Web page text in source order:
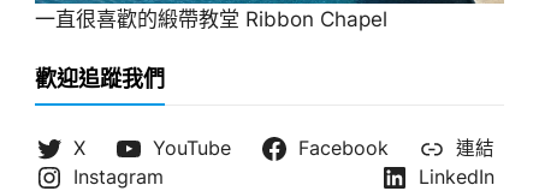
一直很喜歡的緞帶教堂 Ribbon Chapel
歡迎追蹤我們
X YouTube Facebook
連結
Instagram
LinkedIn